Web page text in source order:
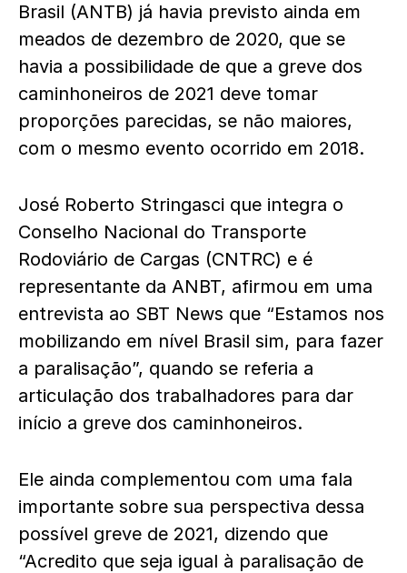
Brasil (ANTB) já havia previsto ainda em
meados de dezembro de 2020, que se
havia a possibilidade de que a greve dos
caminhoneiros de 2021 deve tomar
proporções parecidas, se não maiores,
com o mesmo evento ocorrido em 2018.
José Roberto Stringasci que integra o
Conselho Nacional do Transporte
Rodoviário de Cargas (CNTRC) e é
representante da ANBT, afirmou em uma
entrevista ao SBT News que “Estamos nos
mobilizando em nível Brasil sim, para fazer
a paralisação”, quando se referia a
articulação dos trabalhadores para dar
início a greve dos caminhoneiros.
Ele ainda complementou com uma fala
importante sobre sua perspectiva dessa
possível greve de 2021, dizendo que
“Acredito que seja igual à paralisação de